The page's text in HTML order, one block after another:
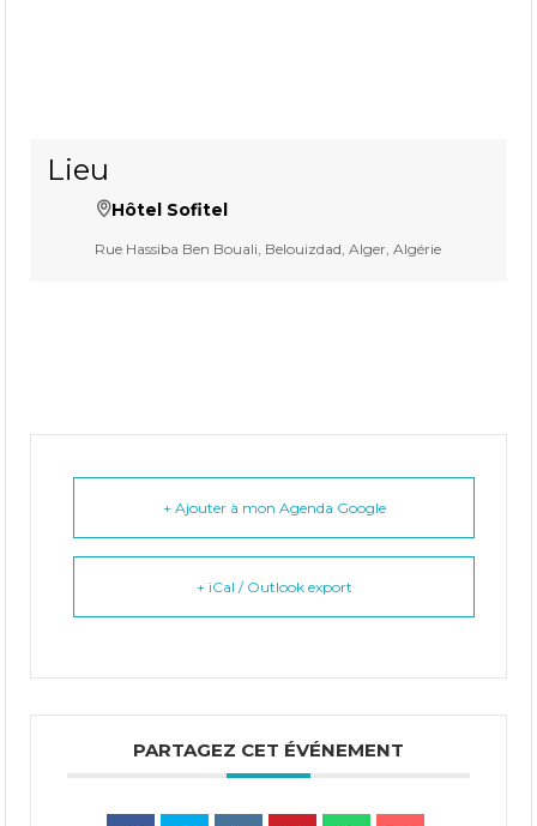
Lieu
Hôtel Sofitel
Rue Hassiba Ben Bouali, Belouizdad, Alger, Algérie
+ Ajouter à mon Agenda Google
+ iCal / Outlook export
PARTAGEZ CET ÉVÉNEMENT